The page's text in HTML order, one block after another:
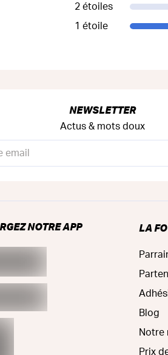
2 étoiles
1 étoile
NEWSLETTER
Actus & mots doux
NOTRE APP LA
Blog
Notre
Prix